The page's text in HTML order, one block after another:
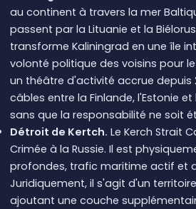
au continent à travers la mer
passent par la Lituanie et la
transforme Kaliningrad en une île
volonté politique des voisins pour
un théâtre d'activité accrue depuis
câbles entre la Finlande, l'Estonie
sans que la responsabilité ne soit
Détroit de Kertch. Le Kerch Strait
Crimée à la Russie. Il est
profondes, trafic maritime actif et
Juridiquement, il s'agit d'un
ajoutant une couche